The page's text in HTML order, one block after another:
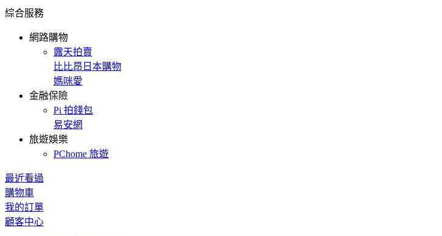
綜合服務
網路購物
露天拍賣
比比昂日本購物
媽咪愛
金融保險
Pi 拍錢包
易安網
旅遊娛樂
PChome 旅遊
最近看過
購物車
我的訂單
顧客中心